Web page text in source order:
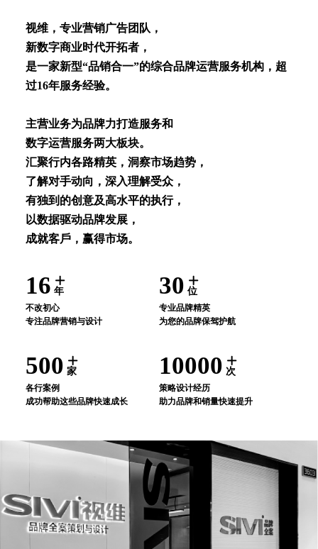
视维，专业营销⼴告团队，
新数字商业时代开拓者，
是⼀家新型“品销合⼀”的综合品牌运营服务机构，超
过16年服务经验。
主营业务为品牌⼒打造服务和
数字运营服务两⼤板块。
汇聚⾏内各路精英，洞察市场趋势，
了解对⼿动向，深⼊理解受众，
有独到的创意及⾼⽔平的执⾏，
以数据驱动品牌发展，
成就客⼾，赢得市场。
16 年
不改初⼼
专注品牌营销与设计
30 位
专业品牌精英
为您的品牌保驾护航
500 家
各⾏案例
成功帮助这些品牌快速成⻓
10000 次
策略设计经历
助⼒品牌和销量快速提升